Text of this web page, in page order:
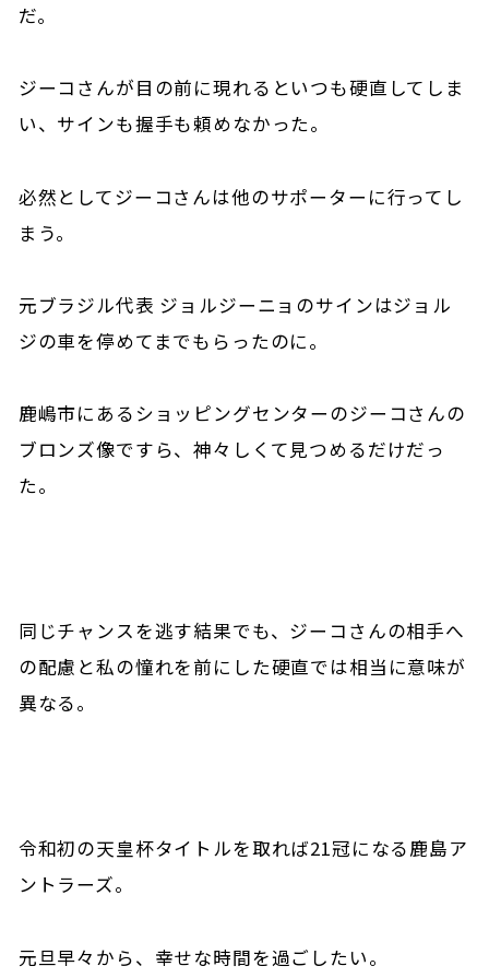
だ。
ジーコさんが目の前に現れるといつも硬直してしま
い、サインも握手も頼めなかった。
必然としてジーコさんは他のサポーターに行ってし
まう。
元ブラジル代表 ジョルジーニョのサインはジョル
ジの車を停めてまでもらったのに。
鹿嶋市にあるショッピングセンターのジーコさんの
ブロンズ像ですら、神々しくて見つめるだけだっ
た。
同じチャンスを逃す結果でも、ジーコさんの相手へ
の配慮と私の憧れを前にした硬直では相当に意味が
異なる。
令和初の天皇杯タイトルを取れば21冠になる鹿島ア
ントラーズ。
元旦早々から、幸せな時間を過ごしたい。